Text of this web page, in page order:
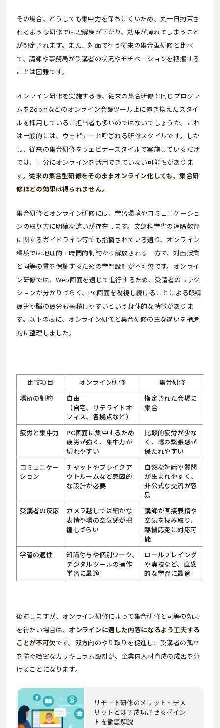
その場合、どうしても集中力を保ちにくいため、丸一日拘束さ
れるような研修では理解度が下がり、効果が薄れてしまうこと
が想定されます。また、対面で行う従来の集合型研修と比べ
て、講師や事務局が受講者の状況やモチベーションを把握する
ことは困難です。
オンライン研修を実施する際、従来の集合研修と同じプログラ
ムをZoomなどのオンライン会議ツール上に置き換えたスタイ
ルを採用しているご担当者も多いのではないでしょうか。これ
は一般的には、ウェビナーと呼ばれる研修スタイルです。しか
し、従来の集合研修をウェビナースタイルで実施しているだけ
では、十分にオンラインを活用できていない可能性がありま
す。従来の集合型研修をそのままオンライン化しても、集合研
修ほどの効果は得られません。
集合研修とオンライン研修には、学習環境やコミュニケーショ
ンの取り方に明確な違いが存在します。文部科学省の遠隔教育
に関するガイドライン等でも指摘されている通り、オンライン
環境では地理的・時間的制約から解放される一方で、対面授業
と同等の質を保証するための学習設計が不可欠です。オンライ
ン研修では、Web画面を通じて進行するため、受講者のリアク
ションが分かりづらく、PC画面を凝視し続けることによる眼精
疲労や脳の疲労も蓄積しやすいという身体的な特徴がありま
す。以下の表に、オンライン研修と集合研修の主な違いを構造
的に整理しました。
比較項目 オンライン研修
集合研修
場所の制約
自由
（自宅、サテライトオ
フィス、各拠点など）
指定された会場に
集合
疲労と集中力
PC画面に集中するため
疲労が強く、集中力が
切れやすい
比較的疲労が少な
く、場の緊張感が
保たれやすい
コミュニケー
ション
チャットやブレイクア
ウトルームなど意図的
な設計が必要
自然な対話や質問
が生まれやすく、
非公式な交流が容
易
受講者の反応
カメラ越しでは細かな
表情や場の空気感が把
握しづらい
講師が直接表情や
空気を読み取り、
臨機応変に対応可
能
学習の適性
知識付与や個別ワーク、
デジタルツールの操作
学習に最適
ロールプレイング
や実技など、直感
的な学習に最適
後述しますが、オンライン研修によって集合研修と同等の効果
を得たい場合は、 オンラインに適した内容になるよう工夫する
ことが不可欠です。双方向のやり取りを促進し、受講者の孤立
を防ぐ緻密なカリキュラム設計が、企業内人材育成の成否を分
けることになります。
リモート研修のメリット・デメ
リットとは？成功させるポイン
トを徹底解説